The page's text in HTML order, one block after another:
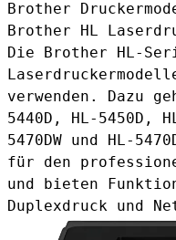
Brother
Brother HL
Die Brother HL-
verwenden. Dazu
5440D, HL-5450D,
5470DW und HL-
für den
und bieten
Duplexdruck und